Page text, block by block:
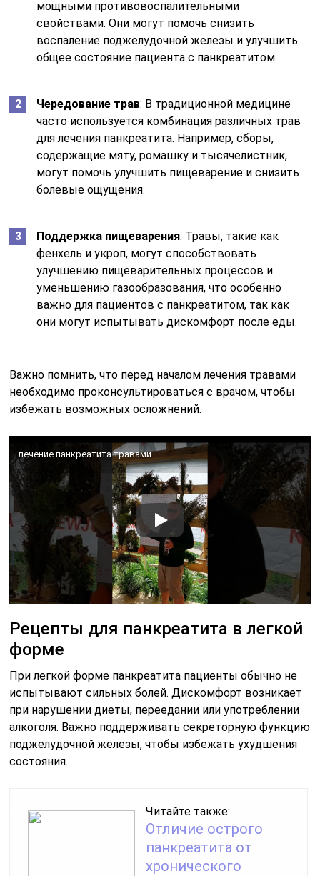
мощными противовоспалительными
свойствами. Они могут помочь снизить
воспаление поджелудочной железы и улучшить
общее состояние пациента с панкреатитом.
Чередование трав: В традиционной медицине
часто используется комбинация различных трав
для лечения панкреатита. Например, сборы,
содержащие мяту, ромашку и тысячелистник,
могут помочь улучшить пищеварение и снизить
болевые ощущения.
Поддержка пищеварения: Травы, такие как
фенхель и укроп, могут способствовать
улучшению пищеварительных процессов и
уменьшению газообразования, что особенно
важно для пациентов с панкреатитом, так как
они могут испытывать дискомфорт после еды.
Важно помнить, что перед началом лечения травами
необходимо проконсультироваться с врачом, чтобы
избежать возможных осложнений.
лечение панкреатита травами
Рецепты для панкреатита в легкой
форме
При легкой форме панкреатита пациенты обычно не
испытывают сильных болей. Дискомфорт возникает
при нарушении диеты, переедании или употреблении
алкоголя. Важно поддерживать секреторную функцию
поджелудочной железы, чтобы избежать ухудшения
состояния.
Читайте также:
Отличие острого
панкреатита от
хронического